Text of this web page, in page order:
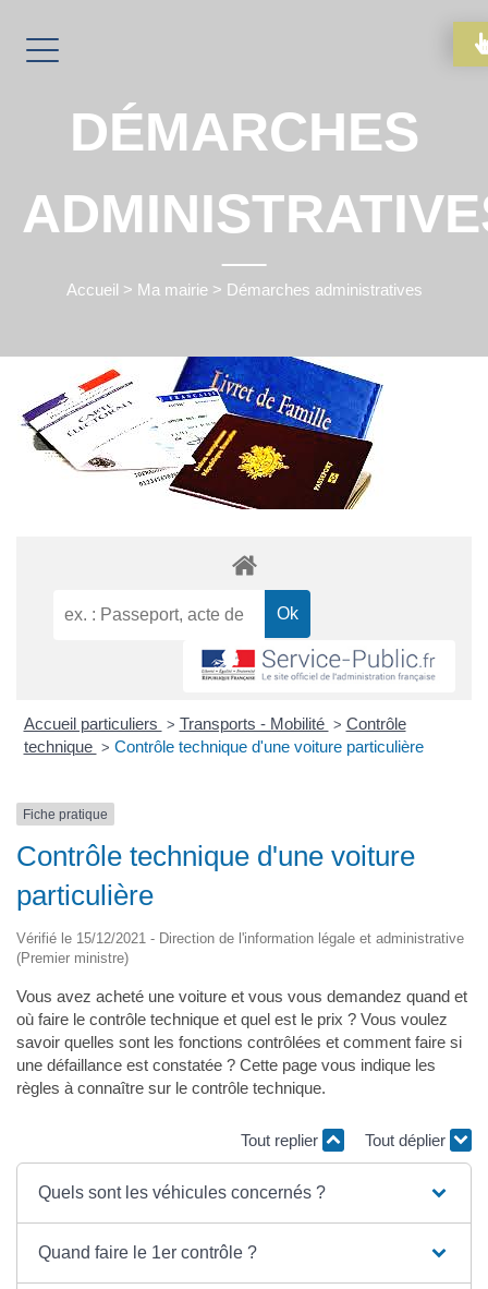
DÉMARCHES
Accueil > Ma mairie> Démarches administratives
Accueil particuliers > Transports - Mobilité > Contrôle
technique > Contrôle technique d'une voiture particulière
Fiche pratique
Contrôle technique d'une voiture
particulière
Vérifié le 15/12/2021 - Direction de l'information légale et administrative
(Premier ministre)
Vous avez acheté une voiture et vous vous demandez quand et
où faire le contrôle technique et quel est le prix ? Vous voulez
savoir quelles sont les fonctions contrôlées et comment faire si
une défaillance est constatée ? Cette page vous indique les
règles à connaître sur le contrôle technique.
Tout replier Tout déplier
Quels sont les véhicules concernés ?
Quand faire le 1er contrôle ?